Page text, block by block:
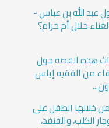
عبد الله بن عباس -
حلال أم حرام؟
هذه القصة حول
من الفقيه إياس
خلالها الطفل على
الكلب، والقنفذ،